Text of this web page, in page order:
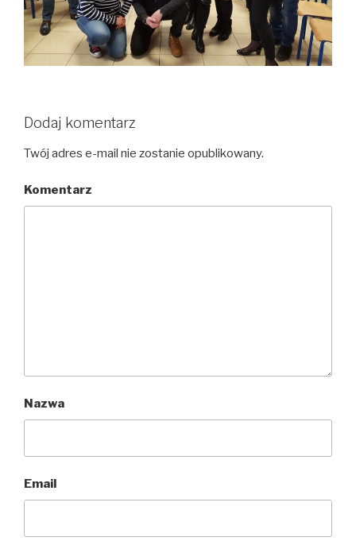
Dodaj komentarz
Twój adres e-mail nie zostanie opublikowany.
Komentarz
Nazwa
Email